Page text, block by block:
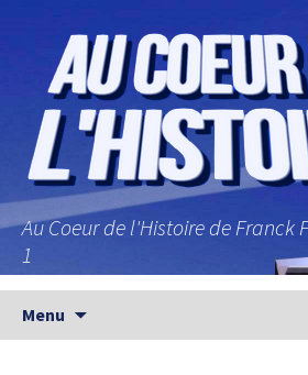
Au Coeur de l'Histoire de Franck
1
Menu